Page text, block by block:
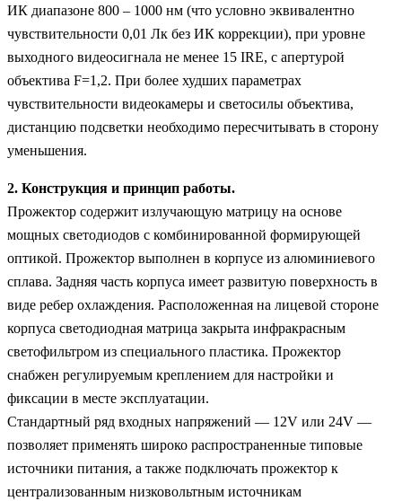
ИК диапазоне 800 – 1000 нм (что условно эквивалентно
чувствительности 0,01 Лк без ИК коррекции), при уровне
выходного видеосигнала не менее 15 IRE, с апертурой
объектива F=1,2. При более худших параметрах
чувствительности видеокамеры и светосилы объектива,
дистанцию подсветки необходимо пересчитывать в сторону
уменьшения.
2. Конструкция и принцип работы.
Прожектор содержит излучающую матрицу на основе
мощных светодиодов с комбинированной формирующей
оптикой. Прожектор выполнен в корпусе из алюминиевого
сплава. Задняя часть корпуса имеет развитую поверхность в
виде ребер охлаждения. Расположенная на лицевой стороне
корпуса светодиодная матрица закрыта инфракрасным
светофильтром из специального пластика. Прожектор
снабжен регулируемым креплением для настройки и
фиксации в месте эксплуатации.
Стандартный ряд входных напряжений — 12V или 24V —
позволяет применять широко распространенные типовые
источники питания, а также подключать прожектор к
централизованным низковольтным источникам